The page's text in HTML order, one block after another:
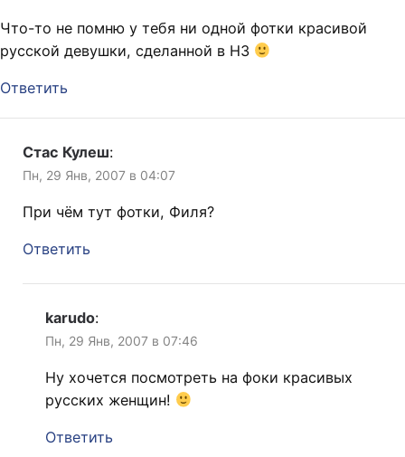
Что-то не помню у тебя ни одной фотки красивой
русской девушки, сделанной в НЗ
Ответить
Стас Кулеш:
Пн, 29 Янв, 2007 в 04:07
При чём тут фотки, Филя?
Ответить
karudo:
Пн, 29 Янв, 2007 в 07:46
Ну хочется посмотреть на фоки красивых
русских женщин!
Ответить